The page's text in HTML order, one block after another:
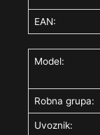
EAN:
Model:
Robna grupa:
Uvoznik: